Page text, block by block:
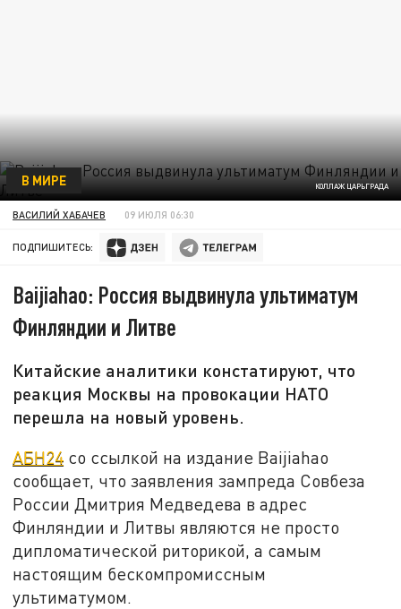
КОЛЛАЖ ЦАРЬГРАДА
В МИРЕ
ВАСИЛИЙ ХАБАЧЕВ 09 ИЮЛЯ 06:30
ПОДПИШИТЕСЬ:
Baijiahao: Россия выдвинула ультиматум
Финляндии и Литве
Китайские аналитики констатируют, что
реакция Москвы на провокации НАТО
перешла на новый уровень.
АБН24 со ссылкой на издание Baijiahao
сообщает, что заявления зампреда Совбеза
России Дмитрия Медведева в адрес
Финляндии и Литвы являются не просто
дипломатической риторикой, а самым
настоящим бескомпромиссным
ультиматумом.